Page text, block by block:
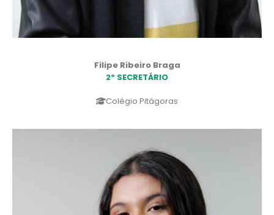
Filipe Ribeiro Braga
2º SECRETÁRIO
Colégio Pitágoras